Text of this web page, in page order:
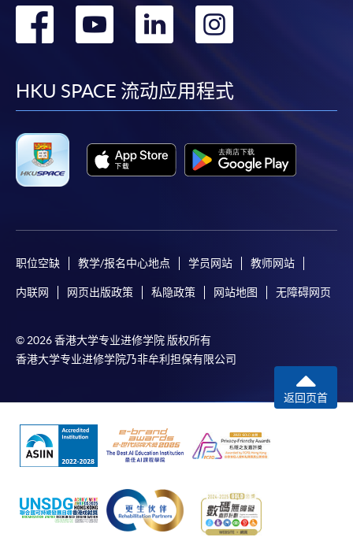
转
facebook
转
youtube
转
linkedin
转
HKU SPACE 流动应用程式
职位空缺 教学/报名中心地点 学员网站 教师网站
内联网 网页出版政策 私隐政策 网站地图 无障碍网页
© 2026 香港大学专业进修学院 版权所有
香港大学专业进修学院乃非牟利担保有限公司
返回页首